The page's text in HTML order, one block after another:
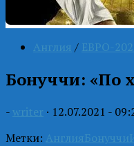
Англия / ЕВРО-
Бонуччи: «По
- writer · 12.07.2021 -
Метки: АнглияБонуччи